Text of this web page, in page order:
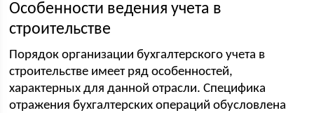
Особенности ведения учета в
строительстве
Порядок организации бухгалтерского учета в
строительстве имеет ряд особенностей,
характерных для данной отрасли. Специфика
отражения бухгалтерских операций обусловлена